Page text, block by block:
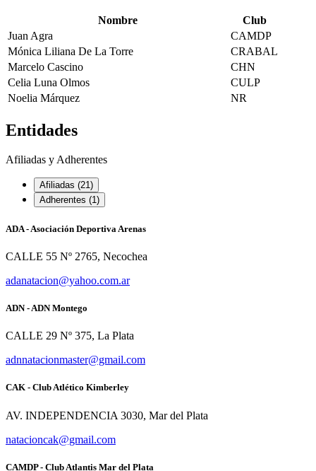
Nombre
Club
Juan Agra
CAMDP
Mónica Liliana De La Torre
CRABAL
Marcelo Cascino
CHN
Celia Luna Olmos
CULP
Noelia Márquez
NR
Entidades
Afiliadas y Adherentes
Afiliadas (21)
Adherentes (1)
ADA - Asociación Deportiva Arenas
CALLE 55 Nº 2765, Necochea
adanatacion@yahoo.com.ar
ADN - ADN Montego
CALLE 29 Nº 375, La Plata
adnnatacionmaster@gmail.com
CAK - Club Atlético Kimberley
AV. INDEPENDENCIA 3030, Mar del Plata
natacioncak@gmail.com
CAMDP - Club Atlantis Mar del Plata